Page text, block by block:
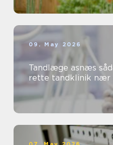
09. May 2026
Tandlæge asnæs sådan vælger du den
rette tandklinik nær